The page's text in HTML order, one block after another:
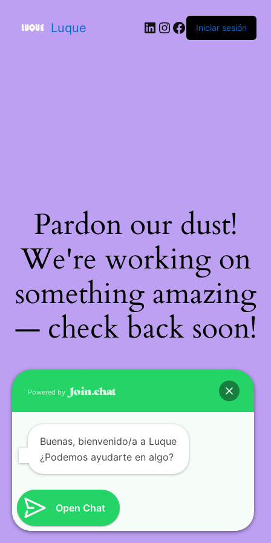
Luque Iniciar sesión
Pardon our dust!
We're working on
something amazing
— check back soon!
Powered by
Buenas, bienvenido/a a Luque
¿Podemos ayudarte en algo?
Open Chat